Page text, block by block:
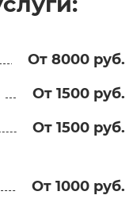
От 8000 руб.
От 1500 руб.
От 1500 руб.
От 1000 руб.